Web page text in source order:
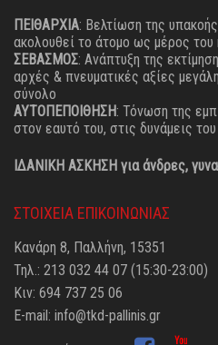
ΠΕΙΘΑΡΧΙΑ: Βελτίωση της
ακολουθεί το άτομο ως μέρος του
ΣΕΒΑΣΜΟΣ: Ανάπτυξη της
αρχές & πνευματικές αξίες
σύνολο
ΑΥΤΟΠΕΠΟΙΘΗΣΗ: Τόνωση της
στον εαυτό του, στις δυνάμεις
ΙΔΑΝΙΚΗ ΑΣΚΗΣΗ για άνδρες,
ΣΤΟΙΧΕΙΑ ΕΠΙΚΟΙΝΩΝΙΑΣ
Κανάρη 8, Παλλήνη, 15351
Τηλ.: 213 032 44 07 (15:30-23:00)
Κιν: 694 737 25 06
E-mail: info@tkd-pallinis.gr